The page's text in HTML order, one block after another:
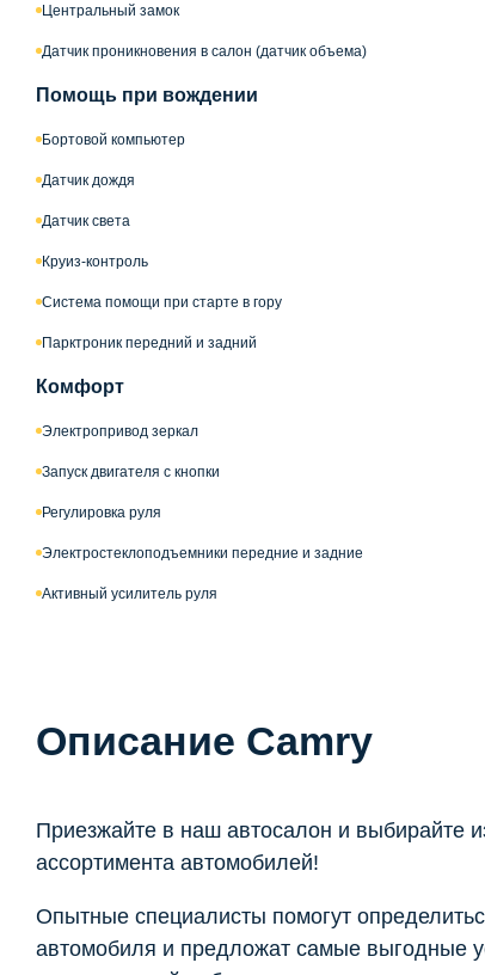
Центральный замок
Датчик проникновения в салон (датчик объема)
Помощь при вождении
Бортовой компьютер
Датчик дождя
Датчик света
Круиз-контроль
Система помощи при старте в гору
Парктроник передний и задний
Комфорт
Электропривод зеркал
Запуск двигателя с кнопки
Регулировка руля
Электростеклоподъемники передние и задние
Активный усилитель руля
Описание Camry
Приезжайте в наш автосалон и выбирайте
ассортимента автомобилей!
Опытные специалисты помогут
автомобиля и предложат самые выгодные